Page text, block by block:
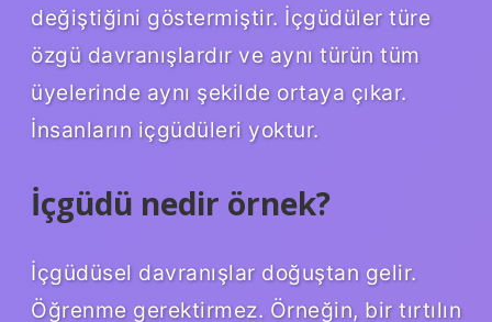
değiştiğini göstermiştir. İçgüdüler türe
özgü davranışlardır ve aynı türün tüm
üyelerinde aynı şekilde ortaya çıkar.
İnsanların içgüdüleri yoktur.
İçgüdü nedir örnek?
İçgüdüsel davranışlar doğuştan gelir.
Öğrenme gerektirmez. Örneğin, bir tırtılın